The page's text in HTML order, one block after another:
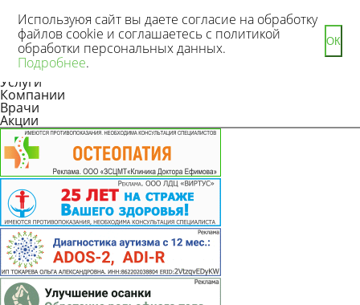
Новости
Статьи
Услуги
Компании
Врачи
Акции
Используюя сайт вы даете согласие на обработку
файлов cookie и соглашаетесь с политикой
обработки персональных данных.
Подробнее.
ОК